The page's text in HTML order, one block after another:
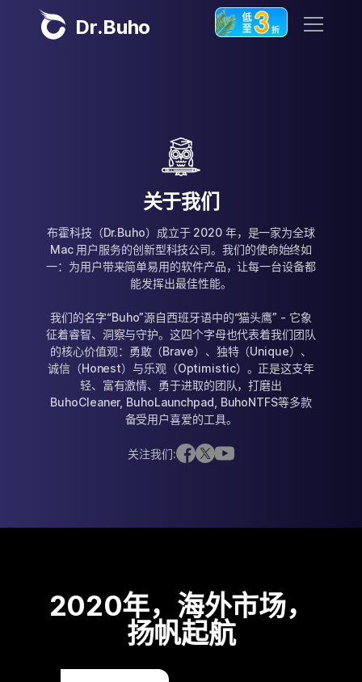
Dr.Buho
BuhoRepair
BuhoNTFS
BuhoLaunchpad
博客
关于我们
联系我们
隐私权政策
关于我们
布霍科技（Dr.Buho）成立于 2020 年，是一家为全球
Mac 用户服务的创新型科技公司。我们的使命始终如
一：为用户带来简单易用的软件产品，让每一台设备都
能发挥出最佳性能。
我们的名字“Buho”源自西班牙语中的“猫头鹰” - 它象
征着睿智、洞察与守护。这四个字母也代表着我们团队
的核心价值观：勇敢（Brave）、独特（Unique）、
诚信（Honest）与乐观（Optimistic）。正是这支年
轻、富有激情、勇于进取的团队，打磨出
BuhoCleaner, BuhoLaunchpad, BuhoNTFS等多款
备受用户喜爱的工具。
关注我们:
2020年，海外市场，
扬帆起航